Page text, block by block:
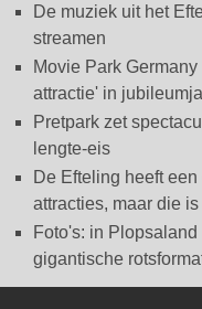
De muziek uit het
streamen
Movie Park
attractie' in
Pretpark zet
lengte-eis
De Efteling heeft
attracties, maar die
Foto's: in
gigantische